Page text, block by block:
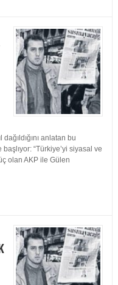
anlatan bu
“Türkiye’yi siyasal ve
olan AKP ile Gülen